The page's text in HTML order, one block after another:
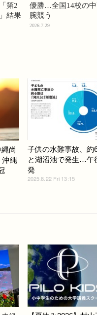
第2
結果
優勝…全国14校の
腕競う
2026.7.29
尚
沖縄
子供の水難事故、約
と湖沼池で発生…午
発
2025.8.22 Fri 13:15